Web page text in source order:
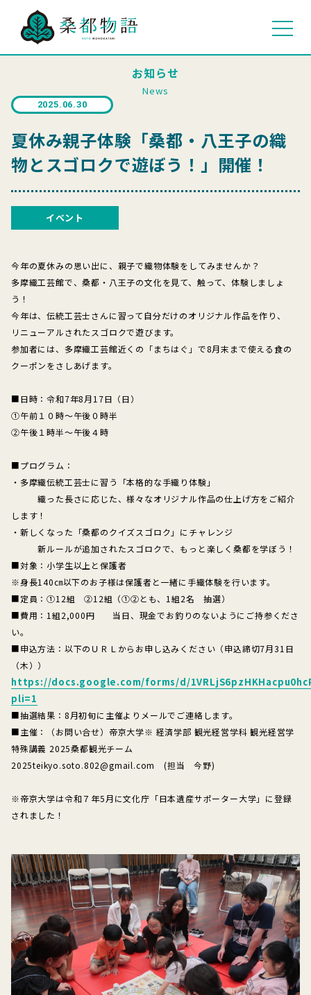
お知らせ
News
2025.06.30
夏休み親子体験「桑都・八王子の織
物とスゴロクで遊ぼう！」開催！
イベント
今年の夏休みの思い出に、親子で織物体験をしてみませんか？
多摩織工芸館で、桑都・八王子の文化を見て、触って、体験しましょ
う！
今年は、伝統工芸士さんに習って自分だけのオリジナル作品を作り、
リニューアルされたスゴロクで遊びます。
参加者には、多摩織工芸館近くの「まちはぐ」で8月末まで使える食の
クーポンをさしあげます。
■日時：令和7年8月17日（日）
①午前１０時～午後０時半
②午後１時半～午後４時
■プログラム：
・多摩織伝統工芸士に習う「本格的な手織り体験」
織った長さに応じた、様々なオリジナル作品の仕上げ方をご紹介
します！
・新しくなった「桑都のクイズスゴロク」にチャレンジ
新ルールが追加されたスゴロクで、もっと楽しく桑都を学ぼう！
■対象：小学生以上と保護者
※身長140㎝以下のお子様は保護者と一緒に手織体験を行います。
■定員：①12組 ②12組（①②とも、1組2名 抽選）
■費用：1組2,000円 当日、現金でお釣りのないようにご持参くださ
い。
■申込方法：以下のＵＲＬからお申し込みください（申込締切7月31日
（木））
https://docs.google.com/forms/d/
pli=1
■抽選結果：8月初旬に主催よりメールでご連絡します。
■主催：（お問い合せ）帝京大学※ 経済学部 観光経営学科 観光経営学
特殊講義 2025桑都観光チーム
2025teikyo.soto.802@gmail.com (担当 今野)
※帝京大学は令和７年5月に文化庁「日本遺産サポーター大学」に登録
されました！